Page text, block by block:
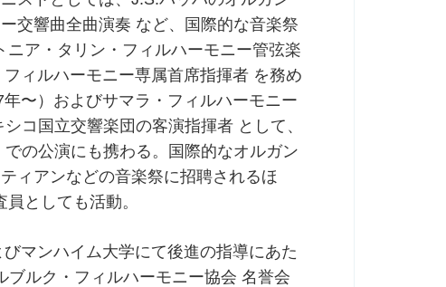
交響曲全曲演奏 など、国際的な音楽祭
ア・タリン・フィルハーモニー管弦楽
ィルハーモニー専属首席指揮者 を務め
〜）およびサマラ・フィルハーモニー
コ国立交響楽団の客演指揮者 として、
の公演にも携わる。国際的なオルガン
ィアンなどの音楽祭に招聘されるほ
としても活動。
マンハイム大学にて後進の指導にあた
ルク・フィルハーモニー協会 名誉会